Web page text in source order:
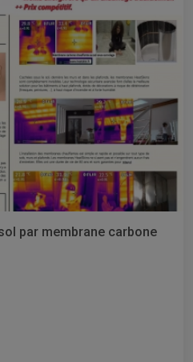
par membrane carbone